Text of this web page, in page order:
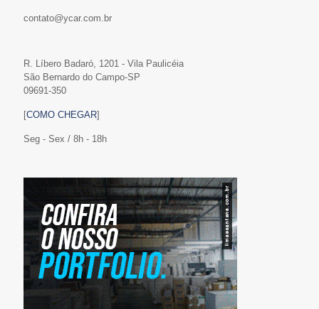
contato@ycar.com.br
R. Líbero Badaró, 1201 - Vila Paulicéia
São Bernardo do Campo-SP
09691-350
[COMO CHEGAR]
Seg - Sex / 8h - 18h